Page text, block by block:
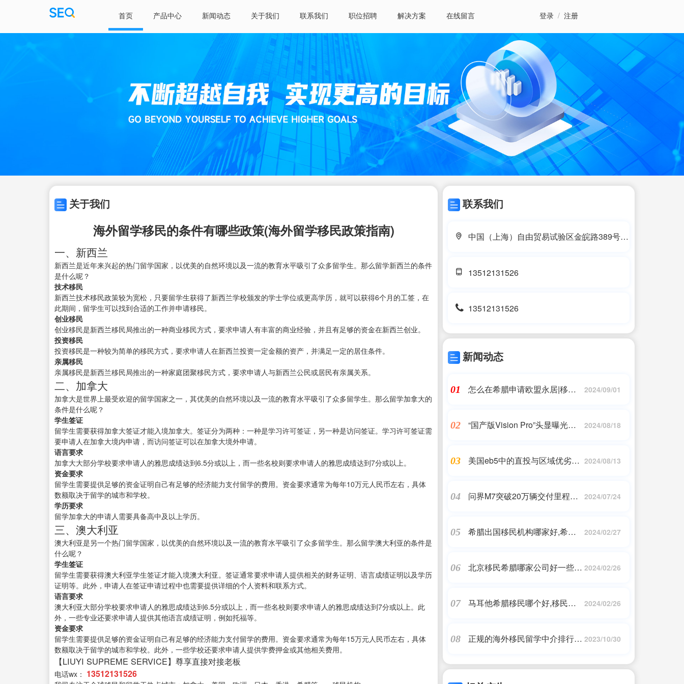
首页 产品中心 新闻动态 关于我们 联系我们 职位招聘 解决方案 在线留言 登录 / 注册
关于我们
海外留学移民的条件有哪些政策(海外留学移民政策指南)
一、新西兰
新西兰是近年来兴起的热门留学国家，以优美的自然环境以及一流的教育水平吸引了众多留学生。那么留学新西兰的条件
是什么呢？
技术移民
新西兰技术移民政策较为宽松，只要留学生获得了新西兰学校颁发的学士学位或更高学历，就可以获得6个月的工签，在
此期间，留学生可以找到合适的工作并申请移民。
创业移民
创业移民是新西兰移民局推出的一种商业移民方式，要求申请人有丰富的商业经验，并且有足够的资金在新西兰创业。
投资移民
投资移民是一种较为简单的移民方式，要求申请人在新西兰投资一定金额的资产，并满足一定的居住条件。
亲属移民
亲属移民是新西兰移民局推出的一种家庭团聚移民方式，要求申请人与新西兰公民或居民有亲属关系。
二、加拿大
加拿大是世界上最受欢迎的留学国家之一，其优美的自然环境以及一流的教育水平吸引了众多留学生。那么留学加拿大的
条件是什么呢？
学生签证
留学生需要获得加拿大签证才能入境加拿大。签证分为两种：一种是学习许可签证，另一种是访问签证。学习许可签证需
要申请人在加拿大境内申请，而访问签证可以在加拿大境外申请。
语言要求
加拿大大部分学校要求申请人的雅思成绩达到6.5分或以上，而一些名校则要求申请人的雅思成绩达到7分或以上。
资金要求
留学生需要提供足够的资金证明自己有足够的经济能力支付留学的费用。资金要求通常为每年10万元人民币左右，具体
数额取决于留学的城市和学校。
学历要求
留学加拿大的申请人需要具备高中及以上学历。
三、澳大利亚
澳大利亚是另一个热门留学国家，以优美的自然环境以及一流的教育水平吸引了众多留学生。那么留学澳大利亚的条件是
什么呢？
学生签证
留学生需要获得澳大利亚学生签证才能入境澳大利亚。签证通常要求申请人提供相关的财务证明、语言成绩证明以及学历
证明等。此外，申请人在签证申请过程中也需要提供详细的个人资料和联系方式。
语言要求
澳大利亚大部分学校要求申请人的雅思成绩达到6.5分或以上，而一些名校则要求申请人的雅思成绩达到7分或以上。此
外，一些专业还要求申请人提供其他语言成绩证明，例如托福等。
资金要求
留学生需要提供足够的资金证明自己有足够的经济能力支付留学的费用。资金要求通常为每年15万元人民币左右，具体
数额取决于留学的城市和学校。此外，一些学校还要求申请人提供学费押金或其他相关费用。
【LIUYI SUPREME SERVICE】尊享直接对接老板
电话wx： 13512131526
联系我们
中国（上海）自由贸易试验区金皖路389号
13512131526
13512131526
新闻动态
01
怎么在希腊申请欧盟永居|移民
2024/09/01
02
“国产版Vision Pro”头显曝光：
2024/08/18
03
美国eb5中的直投与区域优劣
2024/08/13
04
问界M7突破20万辆交付里程
2024/07/24
05
希腊出国移民机构哪家好,希腊
2024/02/27
06
北京移民希腊哪家公司好一些知 2024/02/26
07
马耳他希腊移民哪个好,移民希
2024/02/26
08
正规的海外移民留学中介排行
介，这些排名值得一看！
2023/10/30